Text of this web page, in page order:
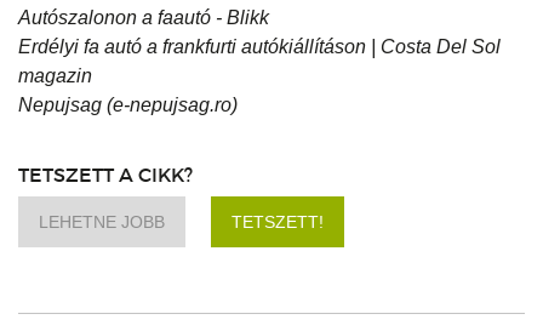
Autószalonon a faautó - Blikk
Erdélyi fa autó a frankfurti autókiállításon | Costa Del Sol
magazin
Nepujsag (e-nepujsag.ro)
TETSZETT A CIKK?
LEHETNE JOBB TETSZETT!